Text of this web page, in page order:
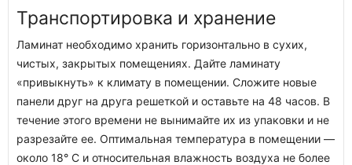
Транспортировка и хранение
Ламинат необходимо хранить горизонтально в сухих,
чистых, закрытых помещениях. Дайте ламинату
«привыкнуть» к климату в помещении. Сложите новые
панели друг на друга решеткой и оставьте на 48 часов. В
течение этого времени не вынимайте их из упаковки и не
разрезайте ее. Оптимальная температура в помещении —
около 18° C и относительная влажность воздуха не более